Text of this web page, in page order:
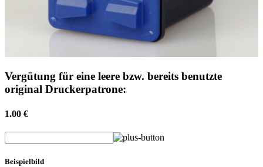
Vergütung für eine leere bzw. bereits benutzte
original Druckerpatrone:
1.00 €
Beispielbild